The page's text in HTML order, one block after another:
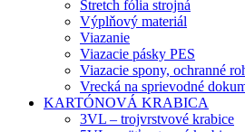
Stretch fólia strojná
Výplňový materiál
Viazanie
Viazacie pásky PES
Viazacie spony, ochranné
Vrecká na sprievodné
KARTÓNOVÁ KRABICA
3VL – trojvrstvové krabice